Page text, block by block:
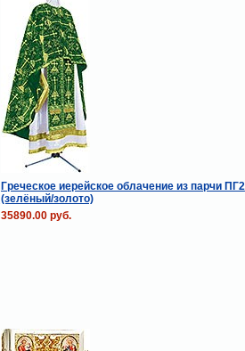
Греческое иерейское облачение из парчи ПГ2
(зелёный/золото)
35890.00 руб.